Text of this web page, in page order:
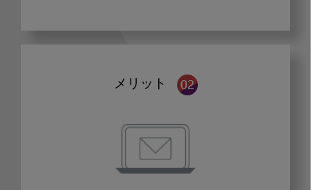
メリット